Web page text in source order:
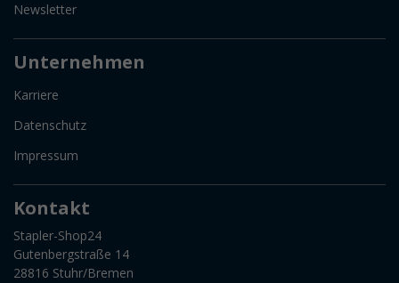
Newsletter
Unternehmen
Karriere
Datenschutz
Impressum
Kontakt
Stapler-Shop24
Gutenbergstraße 14
28816 Stuhr/Bremen